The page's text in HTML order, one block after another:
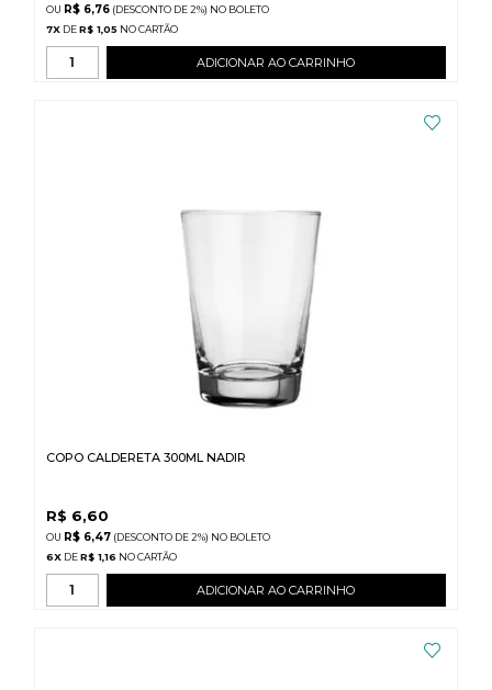
R$ 6,76 (DESCONTO DE 2%) NO BOLETO
7X DE R$ 1,05
ADICIONAR AO CARRINHO
COPO CALDERETA 300ML NADIR
R$ 6,60
R$ 6,47 (DESCONTO DE 2%) NO BOLETO
6X DE R$ 1,16
ADICIONAR AO CARRINHO